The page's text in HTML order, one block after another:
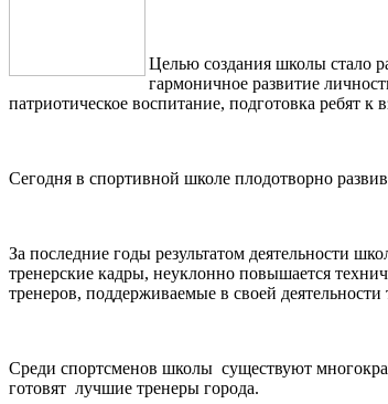
Целью создания школы стало
гармоничное развитие
патриотическое воспитание, подготовка ребят
Сегодня в спортивной школе плодотворно
За последние годы результатом деятельности
тренерские кадры, неуклонно повышается
тренеров, поддерживаемые в своей
Среди спортсменов школы существуют
готовят лучшие тренеры города.